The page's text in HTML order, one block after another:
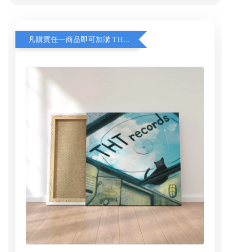
凡購買任一商品即可加購 THT 九週年 同一片天空 無框畫 30 x 30 cm 附掛勾 (黑膠封面大小）